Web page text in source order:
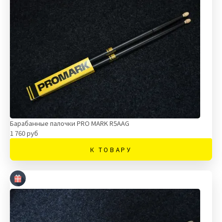
Барабанные палочки PRO MARK R5AAG
1 760 руб
К ТОВАРУ